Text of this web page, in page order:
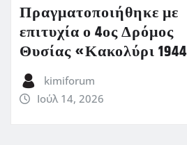
Πραγματοποιήθηκε με
επιτυχία ο 4ος Δρόμος
Θυσίας «Κακολύρι 1944
kimiforum
Ιούλ 14, 2026